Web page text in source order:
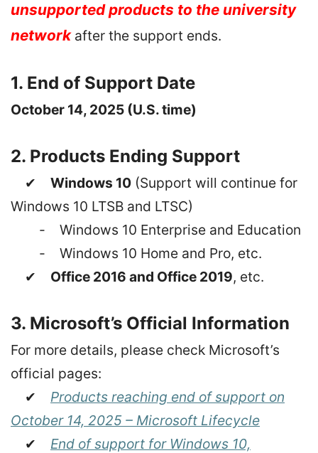
unsupported products to the university
network after the support ends.
1. End of Support Date
October 14, 2025 (U.S. time)
2. Products Ending Support
✔ Windows 10 (Support will continue for
Windows 10 LTSB and LTSC)
- Windows 10 Enterprise and Education
- Windows 10 Home and Pro, etc.
✔ Office 2016 and Office 2019, etc.
3. Microsoft’s Official Information
For more details, please check Microsoft’s
official pages:
✔ Products reaching end of support on
October 14, 2025 – Microsoft Lifecycle
✔ End of support for Windows 10,